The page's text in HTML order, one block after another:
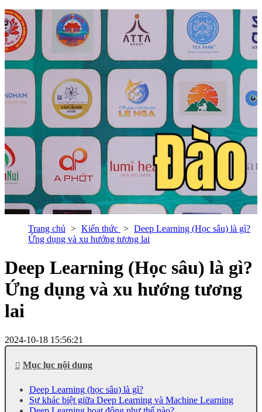
Trang chủ Kiến thức
Deep Learning (Học sâu) là gì?
Ứng dụng và xu hướng tương lai
Deep Learning (Học sâu) là gì?
Ứng dụng và xu hướng tương
lai
2024-10-18 15:56:21
Mục lục nội dung
Deep Learning (học sâu) là gì?
Sự khác biệt giữa Deep Learning và Machine Learning